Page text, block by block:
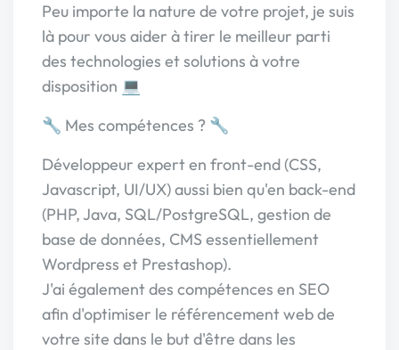
Peu importe la nature de votre projet, je suis
là pour vous aider à tirer le meilleur parti
des technologies et solutions à votre
disposition 💻
🔧 Mes compétences ? 🔧
Développeur expert en front-end (CSS,
Javascript, UI/UX) aussi bien qu'en back-end
(PHP, Java, SQL/PostgreSQL, gestion de
base de données, CMS essentiellement
Wordpress et Prestashop).
J'ai également des compétences en SEO
afin d'optimiser le référencement web de
votre site dans le but d'être dans les